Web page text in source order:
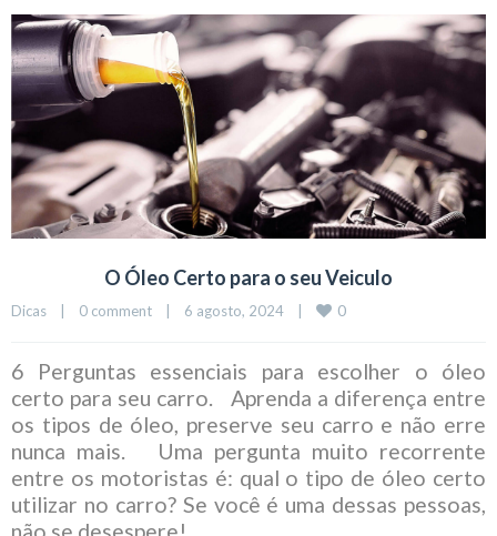
O Óleo Certo para o seu Veiculo
Dicas | 0 comment | 6 agosto, 2024 | 0
6 Perguntas essenciais para escolher o óleo
certo para seu carro. Aprenda a diferença entre
os tipos de óleo, preserve seu carro e não erre
nunca mais. Uma pergunta muito recorrente
entre os motoristas é: qual o tipo de óleo certo
utilizar no carro? Se você é uma dessas pessoas,
não se desespere!